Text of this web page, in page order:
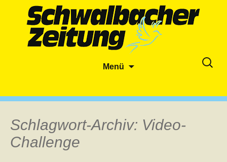
Menü
Suche
Schlagwort-Archiv: Video-
Challenge